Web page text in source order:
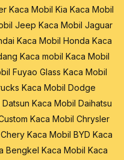
Kaca Mobil Kia Kaca Mobil
Jeep Kaca Mobil Jaguar
Kaca Mobil Honda Kaca
Kaca mobil Kaca Mobil
Fuyao Glass Kaca Mobil
Kaca Mobil Dodge
Kaca Mobil Daihatsu
Kaca Mobil Chrysler
Kaca Mobil BYD Kaca
Bengkel Kaca Mobil Kaca